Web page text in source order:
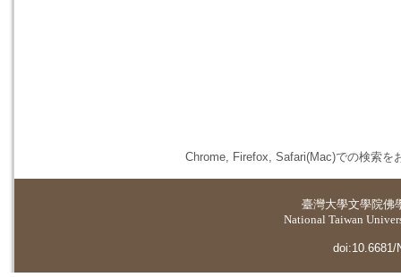
Chrome, Firefox, Safari(Mac)での検索を
臺灣大學文學院佛
National Taiwan
doi:10.6681/